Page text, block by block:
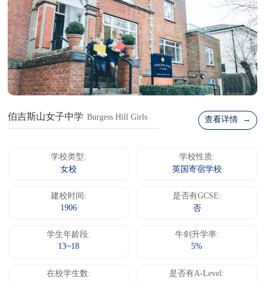
伯吉斯山女子中学 Burgess Hill Girls 查看详情 →
学校类型:
女校
学校性质:
英国寄宿学校
建校时间:
1906
是否有GCSE:
否
学生年龄段:
13~18
牛剑升学率:
5%
在校学生数:
是否有A-Level: